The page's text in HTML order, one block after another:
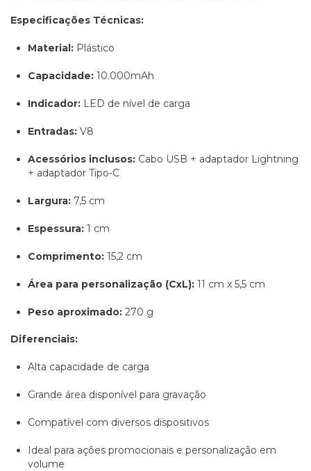
Especificações Técnicas:
Material: Plástico
Capacidade: 10.000mAh
Indicador: LED de nível de carga
Entradas: V8
Acessórios inclusos: Cabo USB + adaptador Lightning
+ adaptador Tipo-C
Largura: 7,5 cm
Espessura: 1 cm
Comprimento: 15,2 cm
Área para personalização (CxL): 11 cm x 5,5 cm
Peso aproximado: 270 g
Diferenciais:
Alta capacidade de carga
Grande área disponível para gravação
Compatível com diversos dispositivos
Ideal para ações promocionais e personalização em
volume